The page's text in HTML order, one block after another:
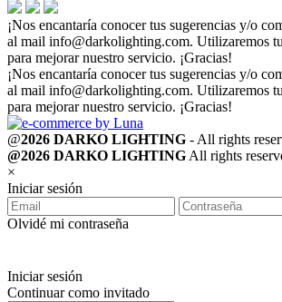
¡Nos encantaría conocer tus sugerencias y/o
al mail info@darkolighting.com. Utilizaremos
para mejorar nuestro servicio. ¡Gracias!
¡Nos encantaría conocer tus sugerencias y/o
al mail info@darkolighting.com. Utilizaremos
para mejorar nuestro servicio. ¡Gracias!
@2026 DARKO LIGHTING - All rights
@2026 DARKO LIGHTINGAll rights
×
Iniciar sesión
Olvidé mi contraseña
Iniciar sesión
Continuar como invitado